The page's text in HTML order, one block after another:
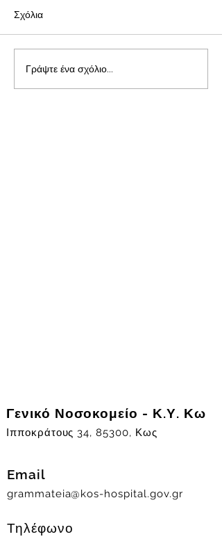
Σχόλια
Γράψτε ένα σχόλιο...
Γενικό Νοσοκομείο - Κ.Υ. Κω
Ιπποκράτους 34, 85300, Κως
Email
grammateia@kos-hospital.gov.gr
Τηλέφωνο